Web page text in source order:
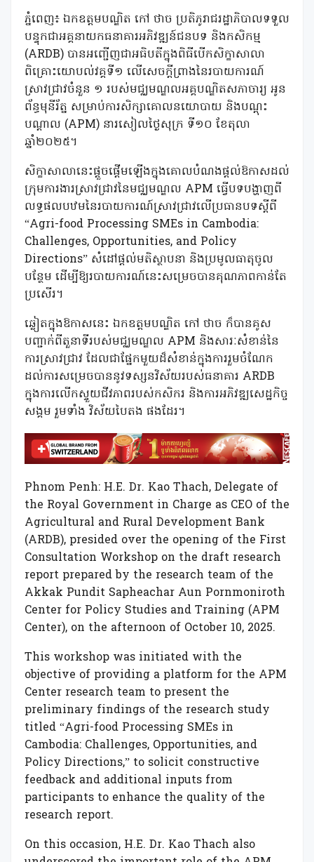
ភ្នំពេញ៖ ឯកឧត្តមបណ្ឌិត កៅ ថាច ប្រតិភូរាជរដ្ឋាភិបាលទទួល
បន្ទុកជាអគ្គនាយកធនាគារអភិវឌ្ឍន៍ជនបទ និងកសិកម្ម
(ARDB) បានអញ្ជើញជាអធិបតីក្នុងពិធីបើកសិក្ខាសាលា
ពិគ្រោះយោបល់វគ្គទី១ លើសេចក្តីព្រាងនៃរបាយការណ៍
ស្រាវជ្រាវចំនួន ១ របស់មជ្ឈមណ្ឌលអគ្គបណ្ឌិតសភាចារ្យ អូន
ព័ន្ធមុនីរ័ត្ន សម្រាប់ការសិក្សាគោលនយោបាយ និងបណ្ដុះ
បណ្ដាល (APM) នារសៀលថ្ងៃសុក្រ ទី១០ ខែតុលា
ឆ្នាំ២០២៥។
សិក្ខាសាលានេះផ្តួចផ្តើមឡើងក្នុងគោលបំណងផ្ដល់ឱកាសដល់
ក្រុមការងារស្រាវជ្រាវនៃមជ្ឈមណ្ឌល APM ធ្វើបទបង្ហាញពី
លទ្ធផលបឋមនៃរបាយការណ៍ស្រាវជ្រាវលើប្រធានបទស្តីពី
“Agri-food Processing SMEs in Cambodia:
Challenges, Opportunities, and Policy
Directions” សំដៅផ្ដល់មតិស្ថាបនា និងប្រមូលធាតុចូល
បន្ថែម ដើម្បីឱ្យរបាយការណ៍នេះសម្រេចបានគុណភាពកាន់តែ
ប្រសើរ។
ឆ្លៀតក្នុងឱកាសនេះ ឯកឧត្តមបណ្ឌិត កៅ ថាច ក៏បានគូស
បញ្ជាក់ពីតួនាទីរបស់មជ្ឈមណ្ឌល APM និងសារៈសំខាន់នៃ
ការស្រាវជ្រាវ ដែលជាផ្នែកមួយដ៏សំខាន់ក្នុងការរួមចំណែក
ដល់ការសម្រេចបាននូវទស្សនវិស័យរបស់ធនាគារ ARDB
ក្នុងការលើកស្ទួយជីវភាពរបស់កសិករ និងការអភិវឌ្ឍសេដ្ឋកិច្ច
សង្គម រួមទាំង វិស័យបៃតង ផងដែរ។
Phnom Penh: H.E. Dr. Kao Thach, Delegate of
the Royal Government in Charge as CEO of the
Agricultural and Rural Development Bank
(ARDB), presided over the opening of the First
Consultation Workshop on the draft research
report prepared by the research team of the
Akkak Pundit Sapheachar Aun Pornmoniroth
Center for Policy Studies and Training (APM
Center), on the afternoon of October 10, 2025.
This workshop was initiated with the
objective of providing a platform for the APM
Center research team to present the
preliminary findings of the research study
titled “Agri-food Processing SMEs in
Cambodia: Challenges, Opportunities, and
Policy Directions,” to solicit constructive
feedback and additional inputs from
participants to enhance the quality of the
research report.
On this occasion, H.E. Dr. Kao Thach also